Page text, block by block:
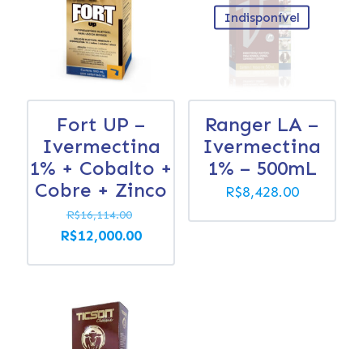
Fort UP –
Ivermectina
1% + Cobalto +
Cobre + Zinco
R$16,114.00
preço
R$12,000.00O
Indisponível
Ranger LA –
Ivermectina
1% – 500mL
R$8,428.00